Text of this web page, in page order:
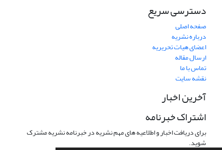
دسترسی سریع
صفحه اصلی
درباره نشریه
اعضای هیات تحریریه
ارسال مقاله
تماس با ما
نقشه سایت
آخرین اخبار
اشتراک خبرنامه
برای دریافت اخبار و اطلاعیه های مهم نشریه در خبرنامه نشریه مشترک
شوید.